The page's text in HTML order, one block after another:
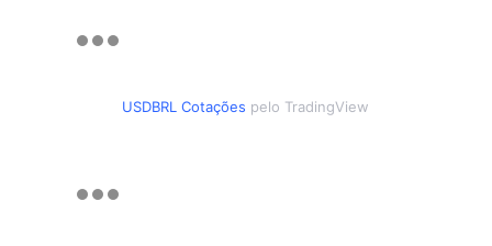
USDBRL Cotações pelo TradingView